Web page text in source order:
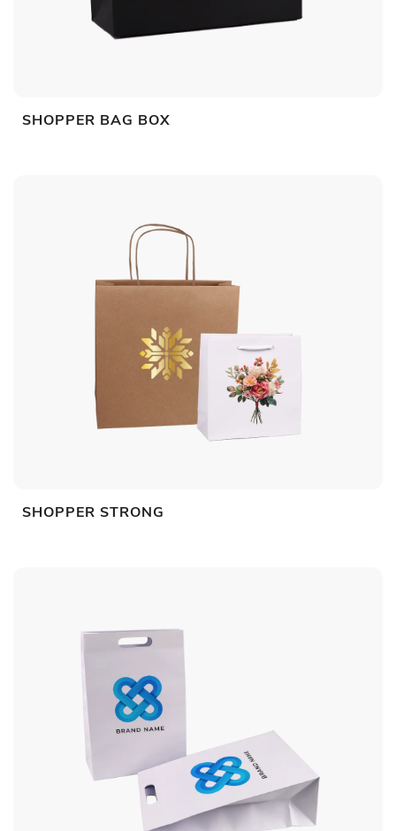
SHOPPER BAG BOX
SHOPPER STRONG